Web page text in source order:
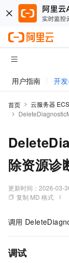
用户指南 开
首页 云服务器 ECS
除资源诊
更新时间： 2026-03-
复制 MD 格式
调用
调试